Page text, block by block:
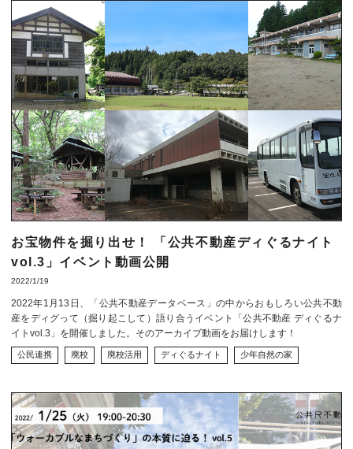
お宝物件を掘り出せ！ 「公共不動産ディぐるナイト
vol.3」イベント動画公開
2022/1/19
2022年1月13日、「公共不動産データベース」の中からおもしろい公共不動
産をディグって（掘り起こして）語り合うイベント「公共不動産 ディぐるナ
イトvol.3」を開催しました。そのアーカイブ動画をお届けします！
公民連携 廃校 廃校活用 ディぐるナイト 少年自然の家